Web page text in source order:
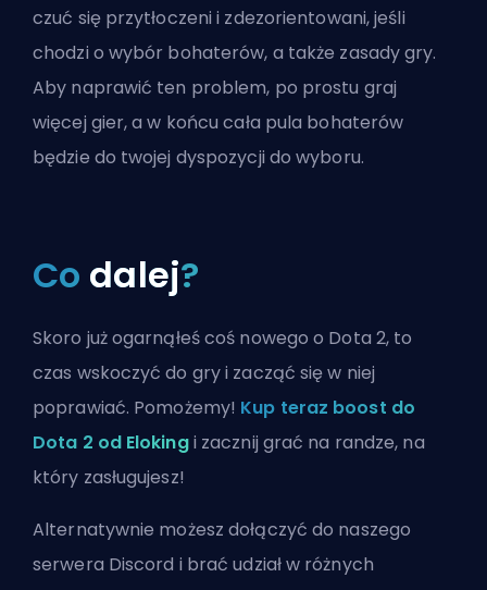
czuć się przytłoczeni i zdezorientowani, jeśli
chodzi o wybór bohaterów, a także zasady gry.
Aby naprawić ten problem, po prostu graj
więcej gier, a w końcu cała pula bohaterów
będzie do twojej dyspozycji do wyboru.
Co dalej?
Skoro już ogarnąłeś coś nowego o Dota 2, to
czas wskoczyć do gry i zacząć się w niej
poprawiać. Pomożemy! Kup teraz boost do
Dota 2 od Elokingi zacznij grać na randze, na
który zasługujesz!
Alternatywnie możeszdołączyć do naszego
serwera Discord i brać udział w różnych